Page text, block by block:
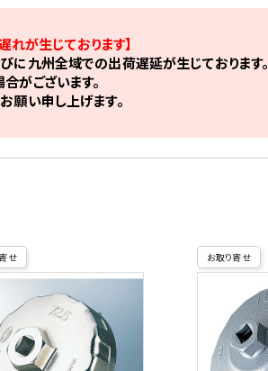
が生じております】
に九州全域での出荷遅延が生じております。
がございます。
願い申し上げます。
せ お取り寄せ